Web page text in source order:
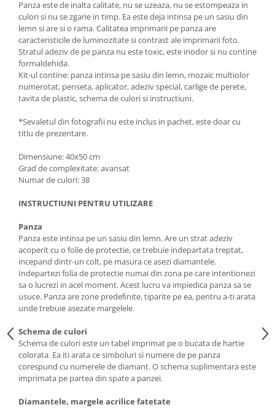
Panza este de inalta calitate, nu se uzeaza, nu se estompeaza in
culori si nu se zgarie in timp. Ea este deja intinsa pe un sasiu din
lemn si are si o rama. Calitatea imprimarii pe panza are
caracteristicile de luminozitate si contrast ale imprimarii foto.
Stratul adeziv de pe panza nu este toxic, este inodor si nu contine
formaldehida.
Kit-ul contine: panza intinsa pe sasiu din lemn, mozaic multiolor
numerotat, penseta, aplicator, adeziv special, carlige de perete,
tavita de plastic, schema de culori si instructiuni.
*Sevaletul din fotografii nu este inclus in pachet, este doar cu
titlu de prezentare.
Dimensiune: 40x50 cm
Grad de complexitate: avansat
Numar de culori: 38
INSTRUCTIUNI PENTRU UTILIZARE
Panza
Panza este intinsa pe un sasiu din lemn. Are un strat adeziv
acoperit cu o folie de protectie, ce trebuie indepartata treptat,
incepand dintr-un colt, pe masura ce asezi diamantele.
Indepartezi folia de protectie numai din zona pe care intentionezi
sa o lucrezi in acel moment. Acest lucru va impiedica panza sa se
usuce. Panza are zone predeﬁnite, tiparite pe ea, pentru a-ti arata
unde trebuie asezate margelele.
Schema de culori
Schema de culori este un tabel imprimat pe o bucata de hartie
colorata. Ea iti arata ce simboluri si numere de pe panza
corespund cu numerele de diamant. O schema suplimentara este
imprimata pe partea din spate a panzei.
Diamantele, margele acrilice fatetate